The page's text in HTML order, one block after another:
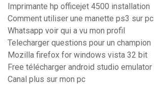
Imprimante hp officejet 4500 installation
Comment utiliser une manette ps3 sur pc
Whatsapp voir qui a vu mon profil
Telecharger questions pour un champion
Mozilla firefox for windows vista 32 bit
Free télécharger android studio emulator
Canal plus sur mon pc